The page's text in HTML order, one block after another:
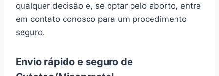
qualquer decisão e, se optar pelo aborto, entre
em contato conosco para um procedimento
seguro.
Envio rápido e seguro de